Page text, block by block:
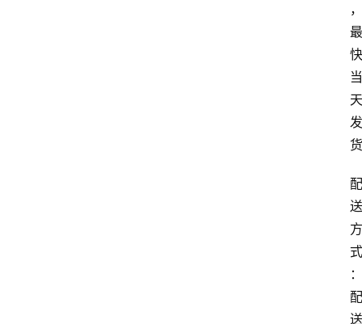
，
最
快
当
天
发
货
配
送
方
式
：
配
送